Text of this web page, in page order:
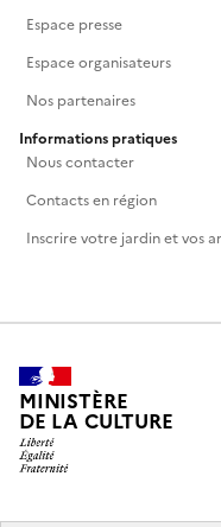
Espace presse
Espace organisateurs
Nos partenaires
Informations pratiques
Nous contacter
Contacts en région
Inscrire votre jardin et vos
MINISTÈRE
DE LA CULTURE